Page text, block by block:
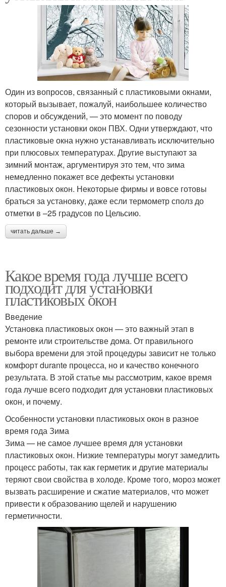
Один из вопросов, связанный с пластиковыми окнами,
который вызывает, пожалуй, наибольшее количество
споров и обсуждений, — это момент по поводу
сезонности установки окон ПВХ. Одни утверждают, что
пластиковые окна нужно устанавливать исключительно
при плюсовых температурах. Другие выступают за
зимний монтаж, аргументируя это тем, что зима
немедленно покажет все дефекты установки
пластиковых окон. Некоторые фирмы и вовсе готовы
браться за установку, даже если термометр сполз до
отметки в –25 градусов по Цельсию.
читать дальше →
Какое время года лучше всего
подходит для установки
пластиковых окон
Введение
Установка пластиковых окон — это важный этап в
ремонте или строительстве дома. От правильного
выбора времени для этой процедуры зависит не только
комфорт durante процесса, но и качество конечного
результата. В этой статье мы рассмотрим, какое время
года лучше всего подходит для установки пластиковых
окон, и почему.
Особенности установки пластиковых окон в разное
время года Зима
Зима — не самое лучшее время для установки
пластиковых окон. Низкие температуры могут замедлить
процесс работы, так как герметик и другие материалы
теряют свои свойства в холоде. Кроме того, мороз может
вызвать расширение и сжатие материалов, что может
привести к образованию щелей и нарушению
герметичности.